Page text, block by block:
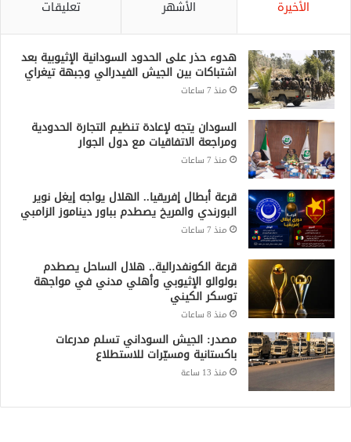
الأخيرة الأشهر تعليقات
هدوء حذر على الحدود السودانية الإثيوبية بعد
اشتباكات بين الجيش الفيدرالي وجبهة تيغراي
منذ 7 ساعات
السودان يتجه لإعادة تنظيم التجارة الحدودية
ومراجعة الاتفاقيات مع دول الجوار
منذ 7 ساعات
قرعة أبطال إفريقيا.. الهلال يواجه إيغل نوير
البورندي والمريخ يصطدم بباور ديناموز الزامبي
منذ 7 ساعات
قرعة الكونفدرالية.. هلال الساحل يصطدم
بولوالو الإثيوبي وأهلي مدني في مواجهة
توسكر الكيني
منذ 8 ساعات
مصدر: الجيش السوداني تسلم مدرعات
باكستانية ومسيّرات للاستطلاع
منذ 13 ساعة